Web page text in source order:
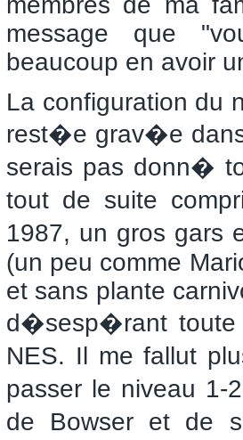
message que
beaucoup en avoir
La configuration du
rest�e grav�e
serais pas donn�
tout de suite
1987, un gros gars
(un peu comme
et sans plante
d�sesp�rant toute
NES. Il me fallut
passer le niveau
de Bowser et de